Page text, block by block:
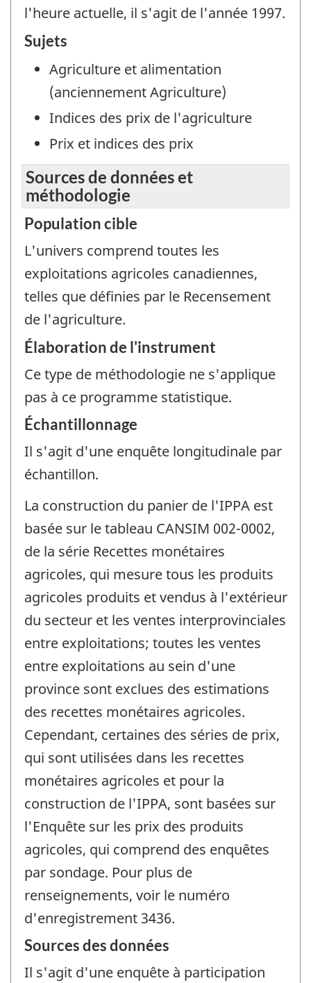
l'heure actuelle, il s'agit de l'année 1997.
Sujets
Agriculture et alimentation
(anciennement Agriculture)
Indices des prix de l'agriculture
Prix et indices des prix
Sources de données et
méthodologie
Population cible
L'univers comprend toutes les
exploitations agricoles canadiennes,
telles que définies par le Recensement
de l'agriculture.
Élaboration de l'instrument
Ce type de méthodologie ne s'applique
pas à ce programme statistique.
Échantillonnage
Il s'agit d'une enquête longitudinale par
échantillon.
La construction du panier de l'IPPA est
basée sur le tableau CANSIM 002-0002,
de la série Recettes monétaires
agricoles, qui mesure tous les produits
agricoles produits et vendus à l'extérieur
du secteur et les ventes interprovinciales
entre exploitations; toutes les ventes
entre exploitations au sein d'une
province sont exclues des estimations
des recettes monétaires agricoles.
Cependant, certaines des séries de prix,
qui sont utilisées dans les recettes
monétaires agricoles et pour la
construction de l'IPPA, sont basées sur
l'Enquête sur les prix des produits
agricoles, qui comprend des enquêtes
par sondage. Pour plus de
renseignements, voir le numéro
d'enregistrement 3436.
Sources des données
Il s'agit d'une enquête à participation